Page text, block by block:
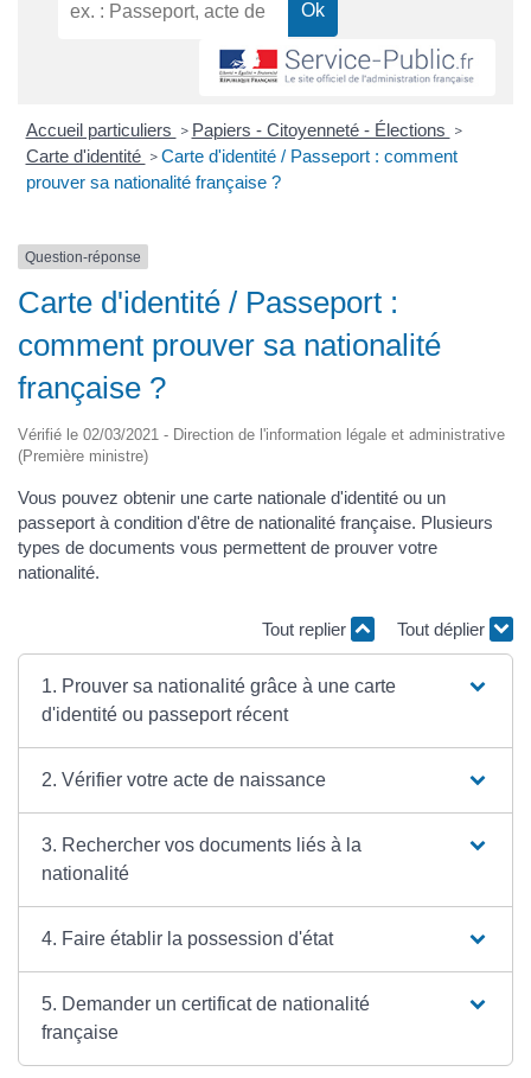
Accueil particuliers > Papiers - Citoyenneté - Élections >
Carte d'identité > Carte d'identité / Passeport : comment
prouver sa nationalité française ?
Question-réponse
Carte d'identité / Passeport :
comment prouver sa nationalité
française ?
Vérifié le 02/03/2021 - Direction de l'information légale et administrative
(Première ministre)
Vous pouvez obtenir une carte nationale d'identité ou un
passeport à condition d'être de nationalité française. Plusieurs
types de documents vous permettent de prouver votre
nationalité.
Tout replier Tout déplier
1. Prouver sa nationalité grâce à une carte
d'identité ou passeport récent
2. Vérifier votre acte de naissance
3. Rechercher vos documents liés à la
nationalité
4. Faire établir la possession d'état
5. Demander un certificat de nationalité
française